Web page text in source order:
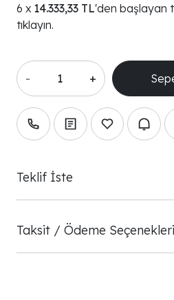
14.333,33 TL'den başlayan
tıklayın.
- +
Teklif İste
Taksit / Ödeme Seçenekleri